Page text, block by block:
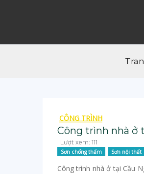
CÔNG TRÌNH
Công trình nhà ở
Lượt xem: 111
Sơn chống thấm Sơn nội thất
Công trình nhà ở tại Cầu